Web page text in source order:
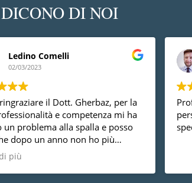
DICONO DI NOI
Ledino Comelli
02/03/2023
il Dott. Gherbaz, per la
e competenza mi ha
un problema alla spalla e posso
dopo un anno non ho più
dolore, vorrei anche dire che è
molto disponibile cosa non
più